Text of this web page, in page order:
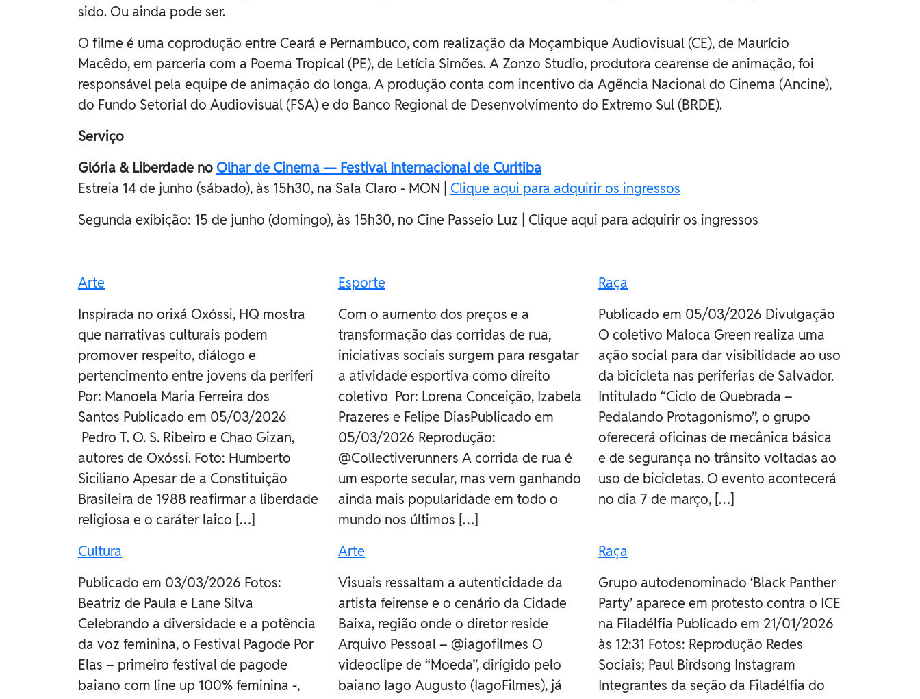
sido. Ou ainda pode ser.
O filme é uma coprodução entre Ceará e Pernambuco, com realização da Moçambique Audiovisual (CE), de Maurício
Macêdo, em parceria com a Poema Tropical (PE), de Letícia Simões. A Zonzo Studio, produtora cearense de animação, foi
responsável pela equipe de animação do longa. A produção conta com incentivo da Agência Nacional do Cinema (Ancine),
do Fundo Setorial do Audiovisual (FSA) e do Banco Regional de Desenvolvimento do Extremo Sul (BRDE).
Serviço
Glória & Liberdade no Olhar de Cinema — Festival Internacional de Curitiba
Estreia 14 de junho (sábado), às 15h30, na Sala Claro - MON | Clique aqui para adquirir os ingressos
Segunda exibição: 15 de junho (domingo), às 15h30, no Cine Passeio Luz | Clique aqui para adquirir os ingressos
Arte
Inspirada no orixá Oxóssi, HQ mostra
que narrativas culturais podem
promover respeito, diálogo e
pertencimento entre jovens da periferi
Por: Manoela Maria Ferreira dos
Santos Publicado em 05/03/2026
Pedro T. O. S. Ribeiro e Chao Gizan,
autores de Oxóssi. Foto: Humberto
Siciliano Apesar de a Constituição
Brasileira de 1988 reafirmar a liberdade
religiosa e o caráter laico […]
Esporte
Com o aumento dos preços e a
transformação das corridas de rua,
iniciativas sociais surgem para resgatar
a atividade esportiva como direito
coletivo Por: Lorena Conceição, Izabela
Prazeres e Felipe DiasPublicado em
05/03/2026 Reprodução:
@Collectiverunners A corrida de rua é
um esporte secular, mas vem ganhando
ainda mais popularidade em todo o
mundo nos últimos […]
Raça
Publicado em 05/03/2026 Divulgação
O coletivo Maloca Green realiza uma
ação social para dar visibilidade ao uso
da bicicleta nas periferias de Salvador.
Intitulado “Ciclo de Quebrada –
Pedalando Protagonismo”, o grupo
oferecerá oficinas de mecânica básica
e de segurança no trânsito voltadas ao
uso de bicicletas. O evento acontecerá
no dia 7 de março, […]
Cultura
Publicado em 03/03/2026 Fotos:
Beatriz de Paula e Lane Silva
Celebrando a diversidade e a potência
da voz feminina, o Festival Pagode Por
Elas – primeiro festival de pagode
baiano com line up 100% feminina -,
Arte
Visuais ressaltam a autenticidade da
artista feirense e o cenário da Cidade
Baixa, região onde o diretor reside
Arquivo Pessoal – @iagofilmes O
videoclipe de “Moeda”, dirigido pelo
baiano Iago Augusto (IagoFilmes), já
Raça
Grupo autodenominado ‘Black Panther
Party’ aparece em protesto contra o ICE
na Filadélfia Publicado em 21/01/2026
às 12:31 Fotos: Reprodução Redes
Sociais; Paul Birdsong Instagram
Integrantes da seção da Filadélfia do